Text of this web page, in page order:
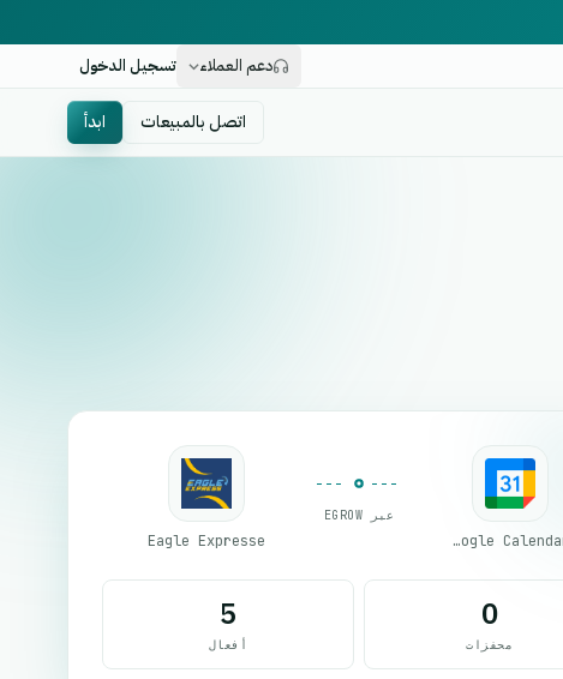
دعم العملاء تسجيل الدخول
اتصل بالمبيعات ابدأ
Google Calendar
عبر EGROW
Eagle Expresse
0
محفزات
5
أفعال